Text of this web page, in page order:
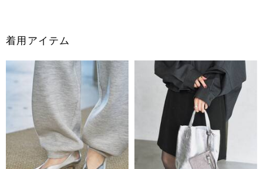
着用アイテム